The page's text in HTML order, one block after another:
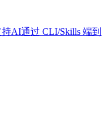
AI通过 CLI/Skills 端到